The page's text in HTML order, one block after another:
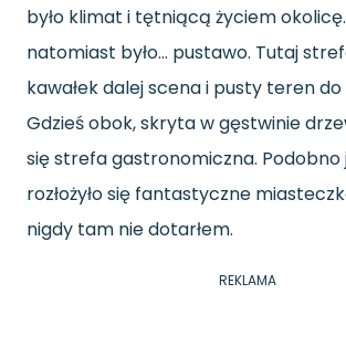
było klimat i tętniącą życiem
natomiast było… pustawo. Tutaj
kawałek dalej scena i pusty teren do
Gdzieś obok, skryta w gęstwinie
się strefa gastronomiczna. Podobno
rozłożyło się fantastyczne
nigdy tam nie dotarłem.
REKLAMA